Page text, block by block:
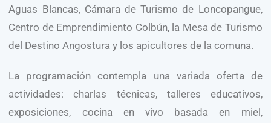
Aguas Blancas, Cámara de Turismo de Loncopangue,
Centro de Emprendimiento Colbún, la Mesa de Turismo
del Destino Angostura y los apicultores de la comuna.
La programación contempla una variada oferta de
actividades: charlas técnicas, talleres educativos,
exposiciones, cocina en vivo basada en miel,